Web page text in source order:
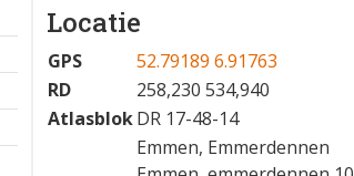
Locatie
GPS
52.79189 6.91763
RD
258,230 534,940
AtlasblokDR 17-48-14
Emmen, Emmerdennen